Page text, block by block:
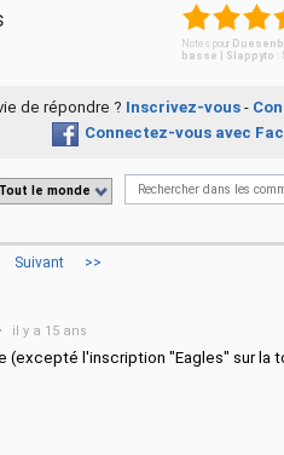
1 2 3 4
Notes pour
basse | Slappyto
de répondre ? Inscrivez-vous -
Connectez-vous avec
Tout le monde
Suivant >>
• il y a 15 ans
(excepté l'inscription "Eagles" sur la